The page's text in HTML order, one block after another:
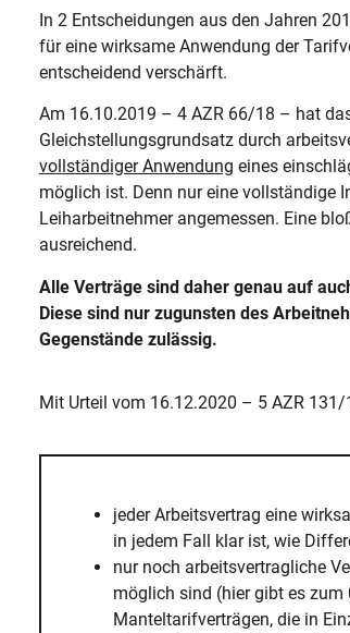
In 2 Entscheidungen aus den Jahren
für eine wirksame Anwendung der
entscheidend verschärft.
Am 16.10.2019 – 4 AZR 66/18 – hat
Gleichstellungsgrundsatz durch
vollständiger Anwendung eines
möglich ist. Denn nur eine vollständige
Leiharbeitnehmer angemessen. Eine
ausreichend.
Alle Verträge sind daher genau auf
Diese sind nur zugunsten des
Gegenstände zulässig.
Mit Urteil vom 16.12.2020 – 5 AZR
jeder Arbeitsvertrag eine
in jedem Fall klar ist, wie
nur noch arbeitsvertragliche
möglich sind (hier gibt es
Manteltarifverträgen, die in